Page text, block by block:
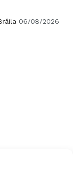
06/08/2026